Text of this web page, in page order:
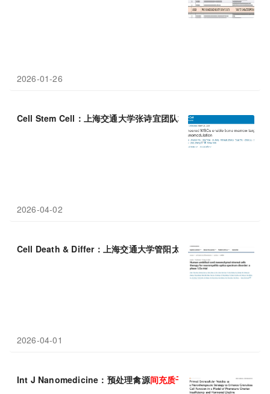
2026-01-26
Cell Stem Cell：上海交通大学张诗宜团队构建工程化间充质干细
2026-04-02
Cell Death & Differ：上海交通大学管阳太等团队发现脐带间充
2026-04-01
Int J Nanomedicine：预处理禽源间充质干细胞小囊泡，为卵巢